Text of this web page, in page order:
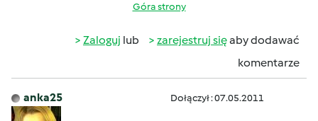
Góra strony
Zaloguj lub zarejestruj sięaby dodawać
komentarze
anka25 Dołączył : 07.05.2011